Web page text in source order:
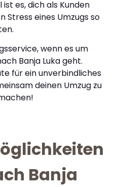
es, dich als Kunden
Stress eines Umzugs so
wenn es um
Banja Luka geht.
für ein unverbindliches
deinen Umzug zu
Banja